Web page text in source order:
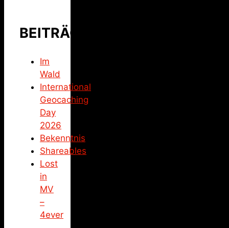
BEITRÄGE
Im
Wald
International
Geocaching
Day
2026
Bekenntnis
Shareables
Lost
in
MV
–
4ever